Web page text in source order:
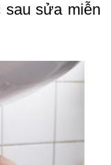
sửa miễn